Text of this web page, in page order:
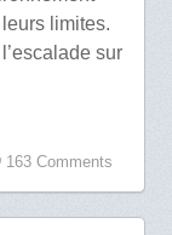
limites.
sur
163 Comments